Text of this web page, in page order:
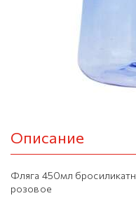
Описание
Фляга 450мл
розовое